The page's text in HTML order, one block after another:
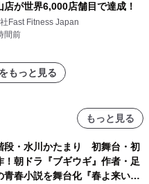
店が世界6,000店舗目で達成！
Fast Fitness Japan
間前
もっと見る
もっと見る
段・水川かたまり 初舞台・初
！朝ドラ『ブギウギ』作者・足
青春小説を舞台化『春よ来い、